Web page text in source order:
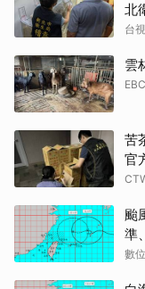
北
台視
雲
苦
官
颱
準
數